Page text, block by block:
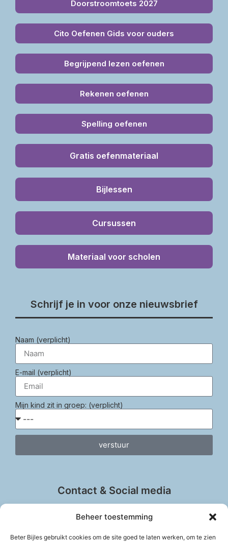
Beheer toestemming
Beter Bijles gebruikt cookies om de site goed te laten werken, om te zien
Doorstroomtoets 2027
Cito Oefenen Gids voor ouders
Begrijpend lezen oefenen
Rekenen oefenen
Spelling oefenen
Gratis oefenmateriaal
Bijlessen
Cursussen
Materiaal voor scholen
Schrijf je in voor onze nieuwsbrief
Naam (verplicht)
E-mail (verplicht)
Mijn kind zit in groep: (verplicht)
verstuur
Contact & Social media